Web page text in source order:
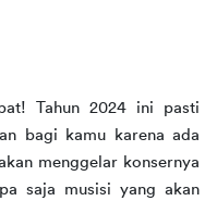
Tahun 2024 ini pasti
bagi kamu karena ada
menggelar konsernya
saja musisi yang akan